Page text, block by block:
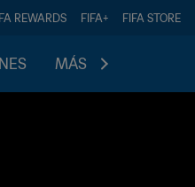
REWARDS FIFA+ FIFA STORE
MÁS